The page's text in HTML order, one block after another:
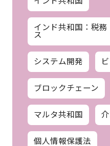
インド共和国：税
ス
システム開発
ブロックチェーン
マルタ共和国
個人情報保護法